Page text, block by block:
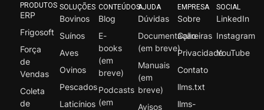
PRODUTOS
ERP
Frigosoft
Força
de
Vendas
Coleta
de
SOLUÇÕES
Bovinos
Suínos
Aves
Ovinos
Pescados
Laticínios
CONTEÚDOS
Blog
E-
books
(em
breve)
Podcasts
(em
AJUDA
Dúvidas
Documentação
(em breve)
Manuais
(em
breve)
Avisos
EMPRESA
Sobre
Carreiras
Privacidade
Contato
llms.txt
llms-
SOCIAL
LinkedIn
Instagram
YouTube